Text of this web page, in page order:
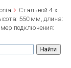
Стальной 4-х
550 мм, длина:
подключения: